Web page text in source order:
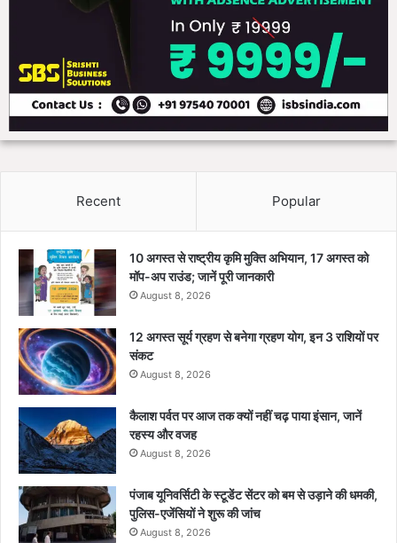
Recent Popular
10 अगस्त से राष्ट्रीय कृमि मुक्ति अभियान, 17 अगस्त को
मॉप-अप राउंड; जानें पूरी जानकारी
August 8, 2026
12 अगस्त सूर्य ग्रहण से बनेगा ग्रहण योग, इन 3 राशियों पर
संकट
August 8, 2026
कैलाश पर्वत पर आज तक क्यों नहीं चढ़ पाया इंसान, जानें
रहस्य और वजह
August 8, 2026
पंजाब यूनिवर्सिटी के स्टूडेंट सेंटर को बम से उड़ाने की धमकी,
पुलिस-एजेंसियों ने शुरू की जांच
August 8, 2026